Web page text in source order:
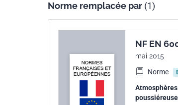
Norme remplacée par (1)
NF EN
mai 2015
Norme